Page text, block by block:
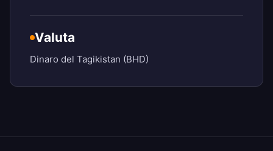
Valuta
Dinaro del Tagikistan (BHD)